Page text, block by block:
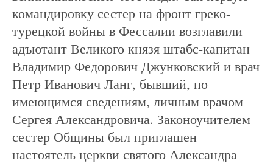
командировку сестер на фронт греко-
турецкой войны в Фессалии возглавили
адъютант Великого князя штабс-капитан
Владимир Федорович Джунковский и врач
Петр Иванович Ланг, бывший, по
имеющимся сведениям, личным врачом
Сергея Александровича. Законоучителем
сестер Общины был приглашен
настоятель церкви святого Александра